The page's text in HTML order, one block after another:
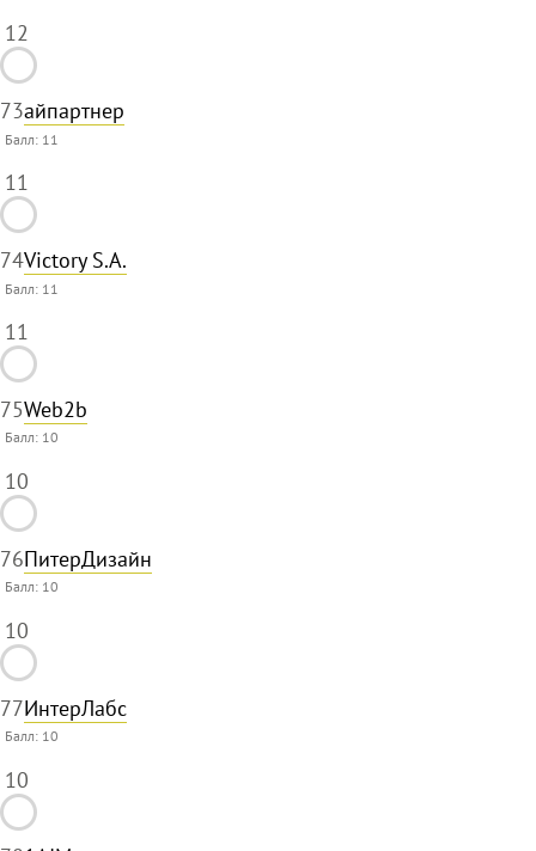
12
73айпартнер
Балл: 11
11
74Victory S.A.
Балл: 11
11
75Web2b
Балл: 10
10
76ПитерДизайн
Балл: 10
10
77ИнтерЛабс
Балл: 10
10